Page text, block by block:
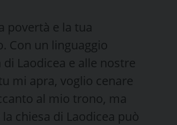
povertà e la tua
Con un linguaggio
Laodicea e alle nostre
mi apra, voglio cenare
al mio trono, ma
chiesa di Laodicea può